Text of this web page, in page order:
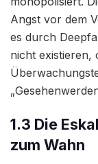
Angst vor dem
es durch
nicht existieren,
1.3 Die
zum Wahn